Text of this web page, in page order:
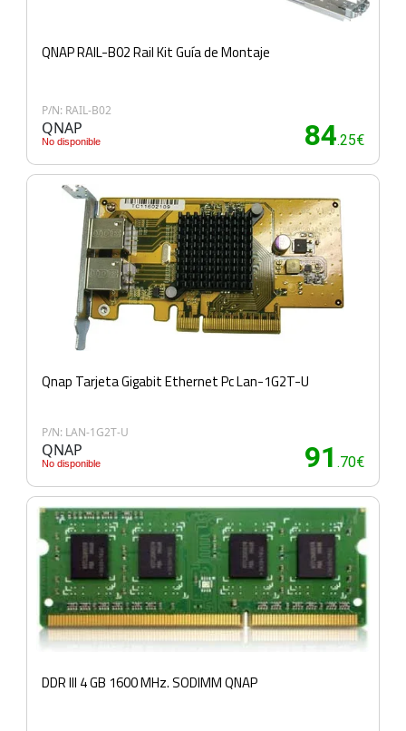
QNAP RAIL-B02 Rail Kit Guía de Montaje
P/N: RAIL-B02
QNAP
No disponible 84.25€
Qnap Tarjeta Gigabit Ethernet Pc Lan-1G2T-U
P/N: LAN-1G2T-U
QNAP
No disponible 91 .70€
DDR III 4 GB 1600 MHz. SODIMM QNAP